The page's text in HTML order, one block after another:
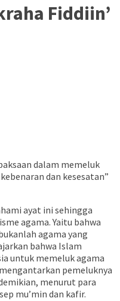
Fiddiin’
dalam memeluk
dan kesesatan”
ayat ini sehingga
agama. Yaitu bahwa
agama yang
bahwa Islam
untuk memeluk agama
pemeluknya
menurut para
mu’min dan kafir.